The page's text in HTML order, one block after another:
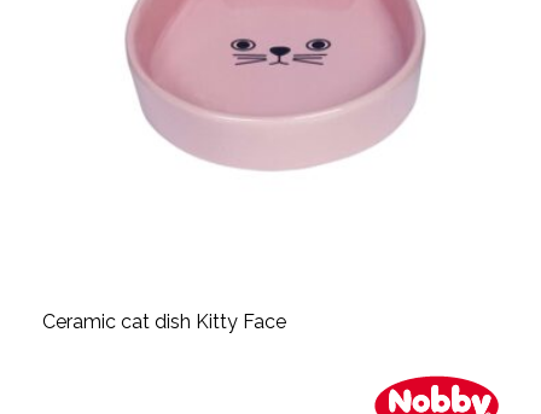
Ceramic cat dish Kitty Face